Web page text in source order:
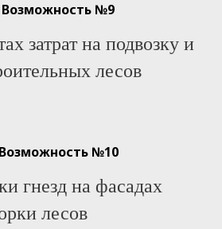
Возможность №9
затрат на подвозку и
лесов
Возможность №10
гнезд на фасадах
лесов